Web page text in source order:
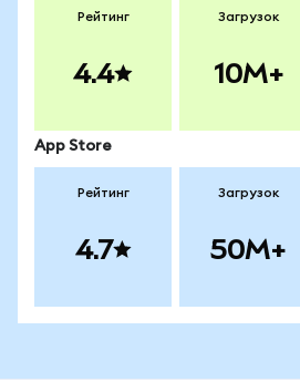
Рейтинг
4.4
Загрузок
10M+
App Store
Рейтинг
4.7
Загрузок
50M+